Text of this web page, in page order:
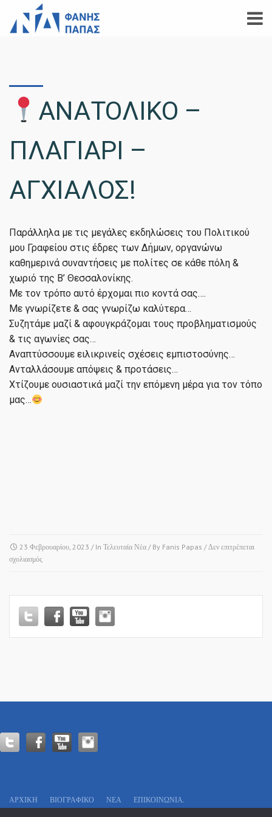
ΑΝΑΤΟΛΙΚΟ –
ΠΛΑΓΙΑΡΙ –
ΑΓΧΙΑΛΟΣ!
Παράλληλα με τις μεγάλες εκδηλώσεις του Πολιτικού
μου Γραφείου στις έδρες των Δήμων, οργανώνω
καθημερινά συναντήσεις με πολίτες σε κάθε πόλη &
χωριό της Β’ Θεσσαλονίκης.
Με τον τρόπο αυτό έρχομαι πιο κοντά σας….
Με γνωρίζετε & σας γνωρίζω καλύτερα…
Συζητάμε μαζί & αφουγκράζομαι τους προβληματισμούς
& τις αγωνίες σας…
Αναπτύσσουμε ειλικρινείς σχέσεις εμπιστοσύνης…
Ανταλλάσουμε απόψεις & προτάσεις…
Χτίζουμε ουσιαστικά μαζί την επόμενη μέρα για τον τόπο
μας…
23 Φεβρουαρίου, 2023 / In Τελευταία Νέα / By Fanis Papas /Δεν επιτρέπεται
σχολιασμόςστο
–
ΠΛΑΓΙΑΡΙ
ΑΡΧΙΚΗ ΒΙΟΓΡΑΦΙΚΌ ΝΕΑ ΕΠΙΚΟΙΝΩΝΊΑ.